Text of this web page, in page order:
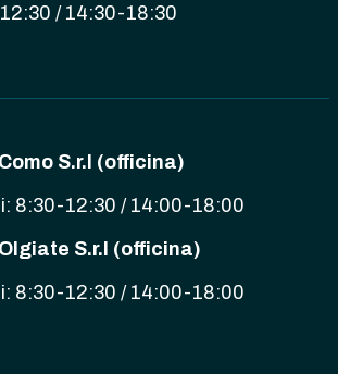
/ 14:30-18:30
S.r.l (officina)
8:30-12:30 / 14:00-18:00
S.r.l (officina)
8:30-12:30 / 14:00-18:00